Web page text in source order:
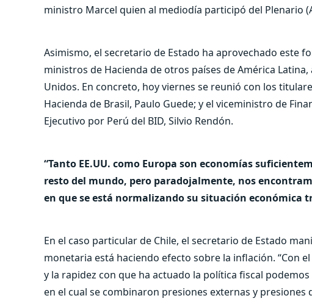
ministro Marcel quien al mediodía participó del Plenario
Asimismo, el secretario de Estado ha aprovechado este
ministros de Hacienda de otros países de América
Unidos. En concreto, hoy viernes se reunió con los
Hacienda de Brasil, Paulo Guede; y el viceministro de
Ejecutivo por Perú del BID, Silvio Rendón.
“Tanto EE.UU. como Europa son economías
resto del mundo, pero paradojalmente, nos
en que se está normalizando su situación económica
En el caso particular de Chile, el secretario de Estado
monetaria está haciendo efecto sobre la inflación. “Con
y la rapidez con que ha actuado la política fiscal
en el cual se combinaron presiones externas y